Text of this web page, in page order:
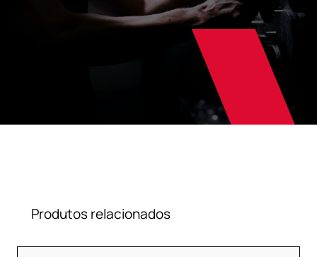
Produtos relacionados